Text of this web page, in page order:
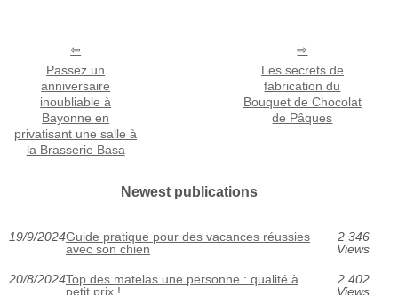
Passez un
anniversaire
inoubliable à
Bayonne en
privatisant une salle à
la Brasserie Basa
Les secrets de
fabrication du
Bouquet de Chocolat
de Pâques
Newest publications
19/9/2024Guide pratique pour des vacances réussies
avec son chien
2 346
Views
20/8/2024Top des matelas une personne : qualité à
petit prix !
2 402
Views